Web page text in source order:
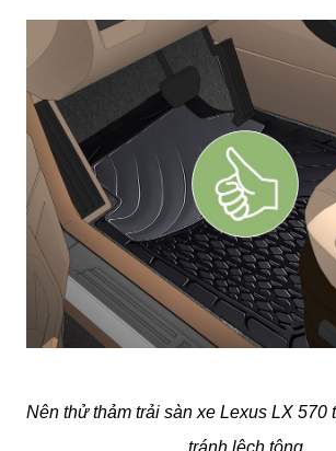
Nên thử thảm trải sàn xe Lexus LX 570
tránh lệch tông